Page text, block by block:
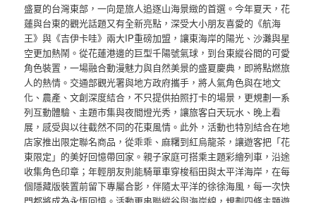
盛夏的台灣東部，一向是旅人追逐山海景緻的首選。今年夏天，花
蓮與台東的觀光話題又有全新亮點，深受大小朋友喜愛的《航海
王》與《吉伊卡哇》兩大IP重磅加盟，讓東海岸的陽光、沙灘與星
空更加熱鬧。從花蓮港邊的巨型千陽號氣球，到台東縱谷間的可愛
角色裝置，一場融合動漫魅力與自然美景的盛夏慶典，即將點燃旅
人的熱情。交通部觀光署與地方政府攜手，將人氣角色與在地文
化、農產、文創深度結合，不只提供拍照打卡的場景，更規劃一系
列互動體驗、主題市集與夜間燈光秀，讓旅客白天玩水、晚上看
展，感受與以往截然不同的花東風情。此外，活動也特別結合在地
店家推出限定聯名商品，從乖乖、麻糬到紅烏龍茶，讓遊客把「花
東限定」的美好回憶帶回家。親子家庭可搭乘主題彩繪列車，沿途
收集角色印章；年輕朋友則能騎單車穿梭稻田與太平洋海岸，在每
個隱藏版裝置前留下專屬合影，伴隨太平洋的徐徐海風，每一次快
門都將成為永恆回憶。活動更串聯縱谷與海岸線，規劃四條主題遊